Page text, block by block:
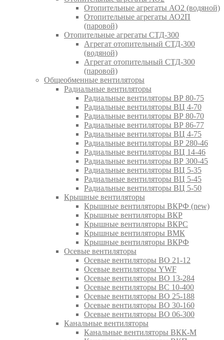
Отопительные агрегаты АО2 (водяной)
Отопительные агрегаты АО2П
(паровой)
Отопительные агрегаты СТД-300
Агрегат отопительный СТД-300
(водяной)
Агрегат отопительный СТД-300
(паровой)
Общеобменные вентиляторы
Радиальные вентиляторы
Радиальные вентиляторы ВР 80-75
Радиальные вентиляторы ВЦ 4-70
Радиальные вентиляторы ВР 80-70
Радиальные вентиляторы ВР 86-77
Радиальные вентиляторы ВЦ 4-75
Радиальные вентиляторы ВР 280-46
Радиальные вентиляторы ВЦ 14-46
Радиальные вентиляторы ВР 300-45
Радиальные вентиляторы ВЦ 5-35
Радиальные вентиляторы ВЦ 5-45
Радиальные вентиляторы ВЦ 5-50
Крышные вентиляторы
Крышные вентиляторы ВКРФ (new)
Крышные вентиляторы ВКР
Крышные вентиляторы ВКРС
Крышные вентиляторы ВМК
Крышные вентиляторы ВКРФ
Осевые вентиляторы
Осевые вентиляторы ВО 21-12
Осевые вентиляторы YWF
Осевые вентиляторы ВО 13-284
Осевые вентиляторы ВС 10-400
Осевые вентиляторы ВО 25-188
Осевые вентиляторы ВО 30-160
Осевые вентиляторы ВО 06-300
Канальные вентиляторы
Канальные вентиляторы ВКК-М